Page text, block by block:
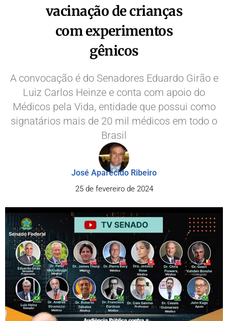
vacinação de crianças
com experimentos
gênicos
A convocação é do Senadores Eduardo Girão e
Luiz Carlos Heinze e conta com apoio do
Médicos pela Vida, entidade que possui como
signatários mais de 20 mil médicos em todo o
Brasil
José Aparecido Ribeiro
25 de fevereiro de 2024